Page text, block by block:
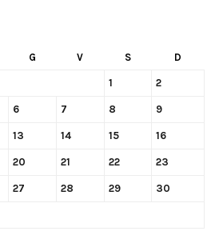
G V S D
1 2
6 7 8 9
13 14 15 16
20 21 22 23
27 28 29 30